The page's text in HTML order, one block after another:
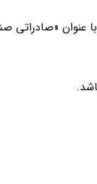
عنوان «صادراتی